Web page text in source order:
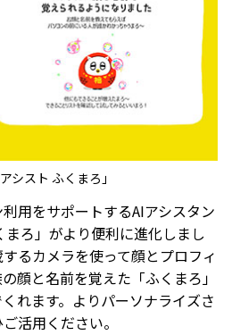
用をサポートするAIアシスタン
まろ」がより便利に進化しまし
るカメラを使って顔とプロフィ
顔と名前を覚えた「ふくまろ」
れます。よりパーソナライズさ
活用ください。
シスト ふくまろ」